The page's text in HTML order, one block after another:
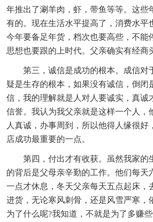
年推出了涮羊肉，虾，带鱼等等。这些
有的。现在生活水平提高了，消费水平
今年要备足年货，档次也要高些，不能
思想也要跟的上时代。父亲确实有经商
第三，诚信是成功的根本。成信对
疑是生存的根本，如果没有诚信，倒闭
信，我的理解就是人对人要诚实，真诚
信誉。我认为我父亲就是这样一个人，
人真诚，办事周到，所以他得人缘很好
店成功最重要的一点。
第四，付出才有收获。虽然我家的
的背后是父母亲辛勤的工作。他们每天
一点才休息，冬天父亲每天五点起床，
进货，无论寒风刺骨，还是风雪严寒，
为了什么呢?我知道，不就是为了多赚